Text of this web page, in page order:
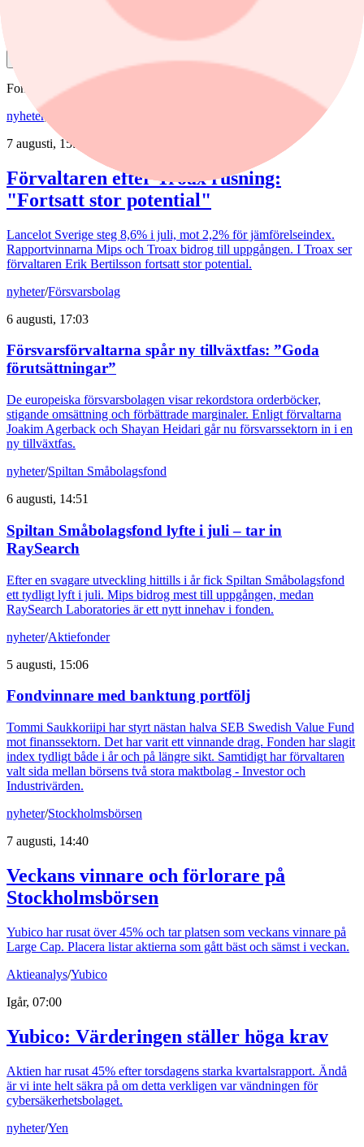
Fonder
nyheter
7 augusti, 15:58
Förvaltaren efter Troax rusning:
"Fortsatt stor potential"
Lancelot Sverige steg 8,6% i juli, mot 2,2% för jämförelseindex.
Rapportvinnarna Mips och Troax bidrog till uppgången. I Troax ser
förvaltaren Erik Bertilsson fortsatt stor potential.
nyheter/Försvarsbolag
6 augusti, 17:03
Försvarsförvaltarna spår ny tillväxtfas: ”Goda
förutsättningar”
De europeiska försvarsbolagen visar rekordstora orderböcker,
stigande omsättning och förbättrade marginaler. Enligt förvaltarna
Joakim Agerback och Shayan Heidari går nu försvarssektorn in i en
ny tillväxtfas.
nyheter/Spiltan Småbolagsfond
6 augusti, 14:51
Spiltan Småbolagsfond lyfte i juli – tar in
RaySearch
Efter en svagare utveckling hittills i år fick Spiltan Småbolagsfond
ett tydligt lyft i juli. Mips bidrog mest till uppgången, medan
RaySearch Laboratories är ett nytt innehav i fonden.
nyheter/Aktiefonder
5 augusti, 15:06
Fondvinnare med banktung portfölj
Tommi Saukkoriipi har styrt nästan halva SEB Swedish Value Fund
mot finanssektorn. Det har varit ett vinnande drag. Fonden har slagit
index tydligt både i år och på längre sikt. Samtidigt har förvaltaren
valt sida mellan börsens två stora maktbolag - Investor och
Industrivärden.
nyheter/Stockholmsbörsen
7 augusti, 14:40
Veckans vinnare och förlorare på
Stockholmsbörsen
Yubico har rusat över 45% och tar platsen som veckans vinnare på
Large Cap. Placera listar aktierna som gått bäst och sämst i veckan.
Aktieanalys/Yubico
Igår, 07:00
Yubico: Värderingen ställer höga krav
Aktien har rusat 45% efter torsdagens starka kvartalsrapport. Ändå
är vi inte helt säkra på om detta verkligen var vändningen för
cybersäkerhetsbolaget.
nyheter/Yen